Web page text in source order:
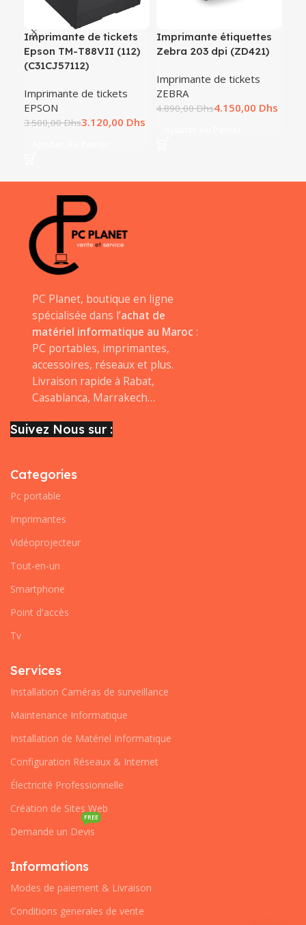
Imprimante de tickets
Epson TM-T88VII (112)
(C31CJ57112)
Imprimante de tickets
EPSON
3.500,00Dhs3.120,00 Dhs
Imprimante étiquettes
Zebra 203 dpi (ZD421)
Imprimante de tickets
ZEBRA
4.890,00Dhs4.150,00 Dhs
PC Planet, boutique en ligne
spécialisée dans l’achat de
matériel informatique au Maroc :
PC portables, imprimantes,
accessoires, réseaux et plus.
Livraison rapide à Rabat,
Casablanca, Marrakech…
Suivez Nous sur :
Categories
Pc portable
Imprimantes
Vidéoprojecteur
Tout-en-un
Smartphone
Point d'accès
Tv
Services
Installation Caméras de surveillance
Maintenance Informatique
Installation de Matériel Informatique
Configuration Réseaux & Internet
Électricité Professionnelle
Création de Sites Web
Demande un Devis
FREE
Informations
Modes de paiement & Livraison
Conditions generales de vente